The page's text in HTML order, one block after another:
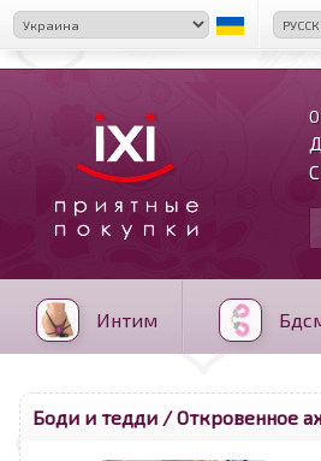
Интим
Боди и тедди / Откровенное